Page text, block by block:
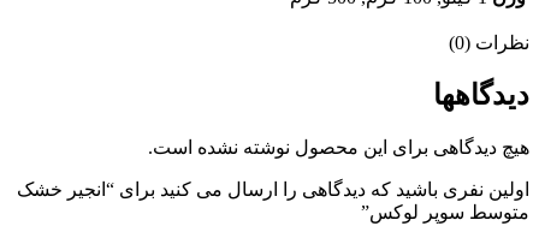
نظرات (0)
دیدگاهها
هیچ دیدگاهی برای این محصول نوشته نشده است.
اولین نفری باشید که دیدگاهی را ارسال می کنید برای “انجیر خشک
متوسط سوپر لوکس”